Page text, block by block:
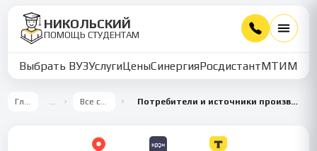
НИКОЛЬСКИЙ
ПОМОЩЬ СТУДЕНТАМ
Выбрать ВУЗУслугиЦеныСинергияРосдистантМТИММУ
Главная … Все семестры Потребители и источники производства теплоты 6 семестр